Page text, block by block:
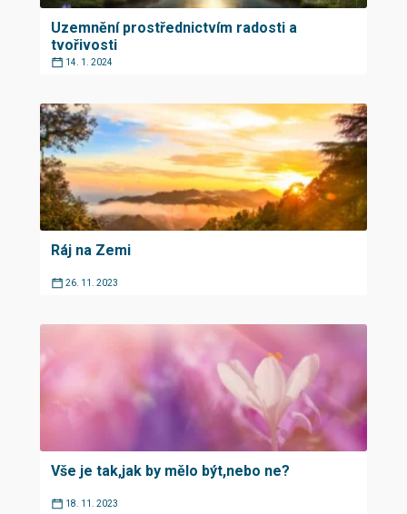
Uzemnění prostřednictvím radosti a
tvořivosti
14. 1. 2024
Ráj na Zemi
26. 11. 2023
Vše je tak,jak by mělo být,nebo ne?
18. 11. 2023